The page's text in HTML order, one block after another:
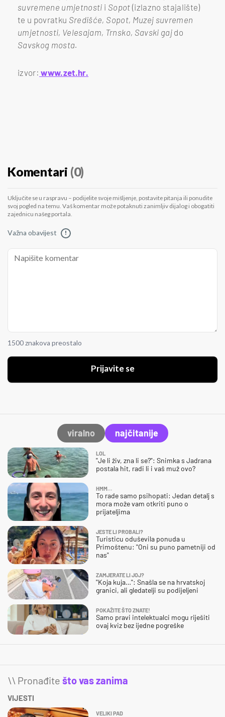
suvremene umjetnosti i Sopot (izlazno stajalište)
te u povratku Središće, Sopot, Muzej suvremen
umjetnosti, Velesajam, Trnsko, Savski gajdo
Savskog mosta.
izvor: www.zet.hr.
Komentari (0)
Uključite se u raspravu – podijelite svoje mišljenje, postavite pitanja ili ponudite
svoj pogled na temu. Vaš komentar može potaknuti zanimljiv dijalog i obogatiti
zajednicu našeg portala.
Važna obavijest !
1500 znakova preostalo
Prijavite se
viralno najčitanije
LOL
"Je li živ, zna li se?": Snimka s Jadrana
postala hit, radi li i vaš muž ovo?
HMM…
To rade samo psihopati: Jedan detalj s
mora može vam otkriti puno o
prijateljima
JESTE LI PROBALI?
Turisticu oduševila ponuda u
Primoštenu: "Oni su puno pametniji od
nas"
ZAMJERATE LI JOJ?
"Koja kuja…": Snašla se na hrvatskoj
granici, ali gledatelji su podijeljeni
POKAŽITE ŠTO ZNATE!
Samo pravi intelektualci mogu riješiti
ovaj kviz bez ijedne pogreške
\\ Pronađite što vas zanima
VIJESTI
VELIKI PAD